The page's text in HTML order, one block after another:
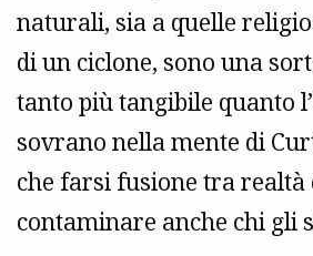
naturali, sia a quelle
di un ciclone, sono una
tanto più tangibile quanto
sovrano nella mente di
che farsi fusione tra realtà
contaminare anche chi gli